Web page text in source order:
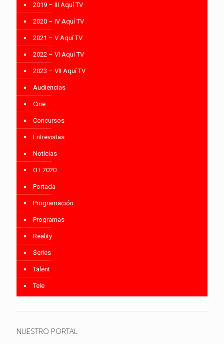
2019 – III Aquí TV
2020 – IV Aquí TV
2021 – V Aquí TV
2022 – VI Aquí TV
2023 – VII Aquí TV
Audiencias
Cine
Concursos
Entrevistas
Noticias
OT 2020
Portada
Programación
Programas
Reality
Series
Talent
Tele
NUESTRO PORTAL